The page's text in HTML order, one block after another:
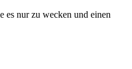
es nur zu wecken und einen